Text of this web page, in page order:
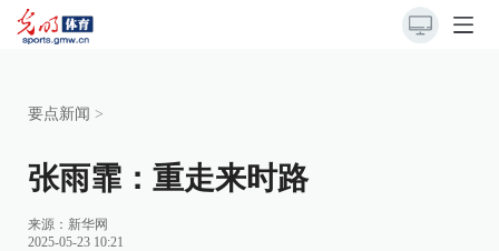
要点新闻 >
张雨霏：重走来时路
来源： 新华网
2025-05-23 10:21